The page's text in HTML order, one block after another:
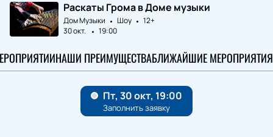
Раскаты Грома в Доме музыки
Дом Музыки Шоу
12+
30 окт.
19:00
НАШИ ПРЕИМУЩЕСТВАБЛИЖАЙШИЕ МЕРОПРИЯТИЯ